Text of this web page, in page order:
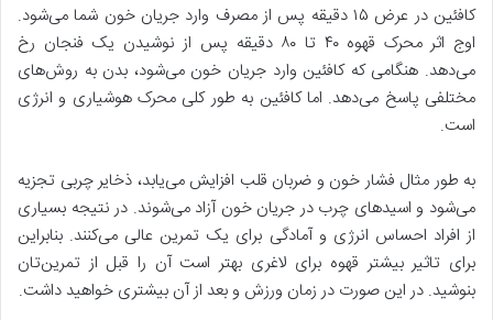
کافئین در عرض ۱۵ دقیقه پس از مصرف وارد جریان خون شما می‌شود.
اوج اثر محرک قهوه ۴۰ تا ۸۰ دقیقه پس از نوشیدن یک فنجان رخ
می‌دهد. هنگامی که کافئین وارد جریان خون می‌شود، بدن به روش‌های
مختلفی پاسخ می‌دهد. اما کافئین به طور کلی محرک هوشیاری و انرژی
است.
به طور مثال فشار خون و ضربان قلب افزایش می‌یابد، ذخایر چربی تجزیه
می‌شود و اسیدهای چرب در جریان خون آزاد می‌شوند. در نتیجه بسیاری
از افراد احساس انرژی و آمادگی برای یک تمرین عالی می‌کنند. بنابراین
برای تاثیر بیشتر قهوه برای لاغری بهتر است آن را قبل از تمرین‌تان
بنوشید. در این صورت در زمان ورزش و بعد از آن بیشتری خواهید داشت.